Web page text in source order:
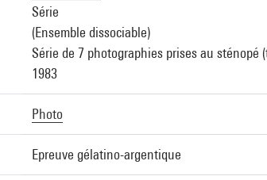
Série
(Ensemble dissociable)
Série de 7 photographies prises au sténopé
1983
Photo
Epreuve gélatino-argentique